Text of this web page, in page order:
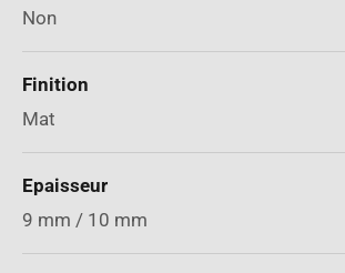
Non
Finition
Mat
Epaisseur
9 mm / 10 mm